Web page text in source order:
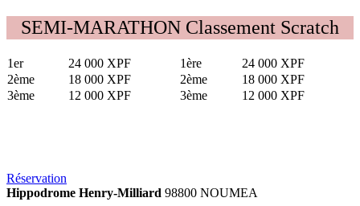
SEMI-MARATHON Classement Scratch
1er 24 000 XPF 1ère
24 000 XPF
2ème
18 000 XPF 2ème
18 000 XPF
3ème
12 000 XPF 3ème 12 000 XPF
Réservation
Hippodrome Henry-Milliard 98800 NOUMEA